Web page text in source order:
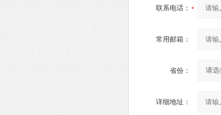
联系电话：
常用邮箱：
省份：
详细地址：